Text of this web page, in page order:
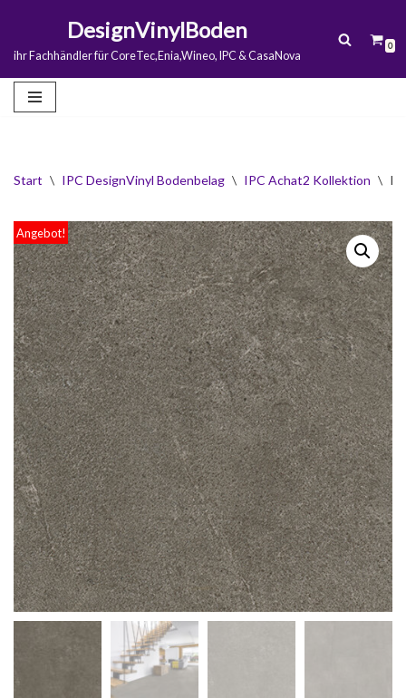
Zum
springen
DesignVinylBoden
ihr Fachhändler für CoreTec,Enia,Wineo, IPC & CasaNova
0
Start \ IPC DesignVinyl Bodenbelag \ IPC Achat2 Kollektion \
Angebot!